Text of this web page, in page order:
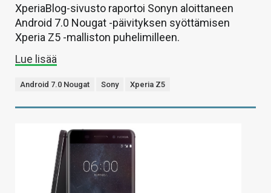
XperiaBlog-sivusto raportoi Sonyn aloittaneen
Android 7.0 Nougat -päivityksen syöttämisen
Xperia Z5 -malliston puhelimilleen.
Lue lisää
Android 7.0 Nougat Sony Xperia Z5